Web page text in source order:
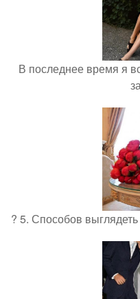
В последнее время я
? 5. Способов